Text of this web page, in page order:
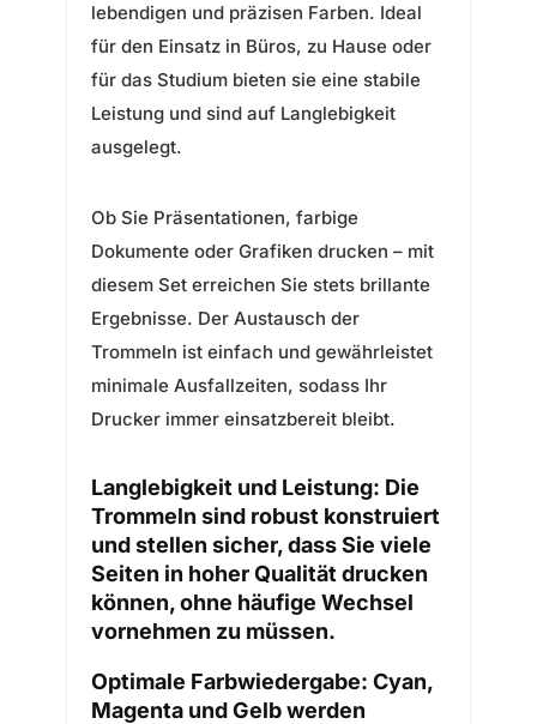
lebendigen und präzisen Farben. Ideal
für den Einsatz in Büros, zu Hause oder
für das Studium bieten sie eine stabile
Leistung und sind auf Langlebigkeit
ausgelegt.
Ob Sie Präsentationen, farbige
Dokumente oder Grafiken drucken – mit
diesem Set erreichen Sie stets brillante
Ergebnisse. Der Austausch der
Trommeln ist einfach und gewährleistet
minimale Ausfallzeiten, sodass Ihr
Drucker immer einsatzbereit bleibt.
Langlebigkeit und Leistung: Die
Trommeln sind robust konstruiert
und stellen sicher, dass Sie viele
Seiten in hoher Qualität drucken
können, ohne häufige Wechsel
vornehmen zu müssen.
Optimale Farbwiedergabe: Cyan,
Magenta und Gelb werden